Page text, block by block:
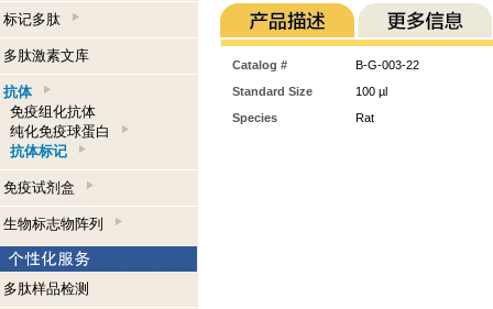
标记多肽
多肽激素文库
抗体
免疫组化抗体
纯化免疫球蛋白
抗体标记
免疫试剂盒
生物标志物阵列
多肽样品检测
Catalog #
B-G-003-22
Standard Size
100 µl
Species
Rat